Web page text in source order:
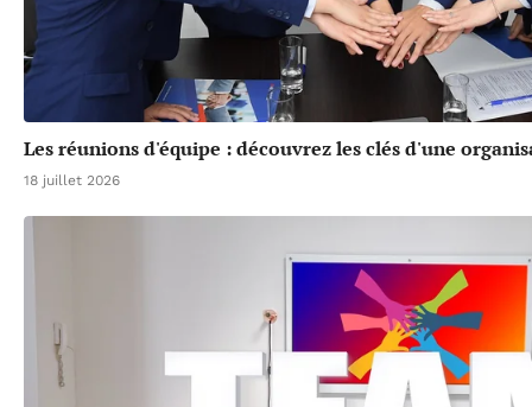
Les réunions d'équipe : découvrez les clés d'une
18 juillet 2026